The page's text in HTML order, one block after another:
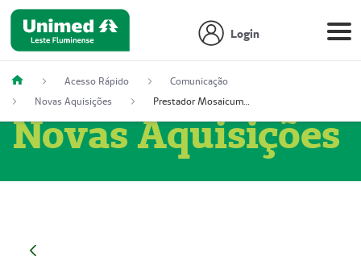
Login
Acesso Rápido
Comunicação
Novas Aquisições
Prestador Mosaicum Espaço Clínico Ltda (51004352-0)
Novas Aquisições